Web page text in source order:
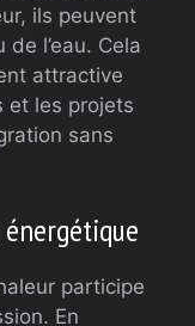
ils peuvent
de l’eau. Cela
attractive
et les projets
sans
participe
En